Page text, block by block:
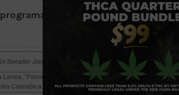
programa de conferencias: